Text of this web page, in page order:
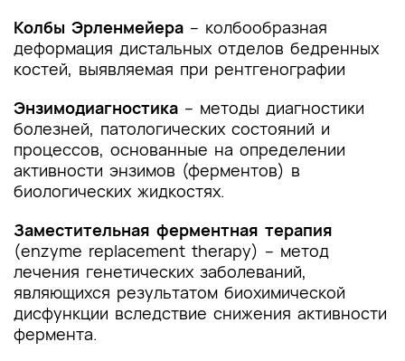
5. Профилактика и диспансерное наблюдение,
медицинские показания и противопоказания к
применению методов профилактики
7. Дополнительная информация (в том числе
факторы, влияющие на исход заболевания или
состояния)
помощи
Список литературы
Приложение А1. Состав рабочей группы по
разработке и пересмотру клинических
Колбы Эрленмейера – колбообразная
деформация дистальных отделов бедренных
костей, выявляемая при рентгенографии
Энзимодиагностика – методы диагностики
болезней, патологических состояний и
процессов, основанные на определении
активности энзимов (ферментов) в
биологических жидкостях.
Заместительная ферментная терапия
(enzyme replacement therapy) – метод
лечения генетических заболеваний,
являющихся результатом биохимической
дисфункции вследствие снижения активности
фермента.